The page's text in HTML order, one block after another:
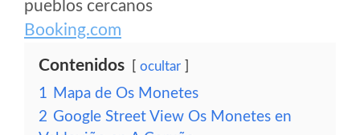
pueblos cercanos
Booking.com
Contenidos ocultar
1 Mapa de Os Monetes
2 Google Street View Os Monetes en